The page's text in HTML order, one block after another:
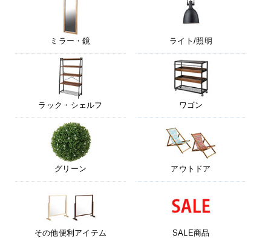
ミラー・鏡 ライト/照明
ラック・シェルフ ワゴン
グリーン アウトドア
その他便利アイテム SALE商品